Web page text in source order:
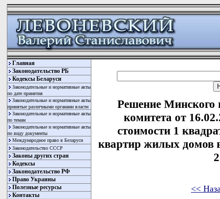
Главная
Законодательство РБ
Кодексы Беларуси
Законодательные и нормативные акты
по дате принятия
Законодательные и нормативные акты
принятые различными органами власти
Законодательные и нормативные акты
по темам
Законодательные и нормативные акты
по виду документы
Международное право в Беларуси
Законодательство СССР
Законы других стран
Кодексы
Законодательство РФ
Право Украины
Полезные ресурсы
Контакты
Решение Минского
комитета от
стоимости 1
квартир жилых домов
<<